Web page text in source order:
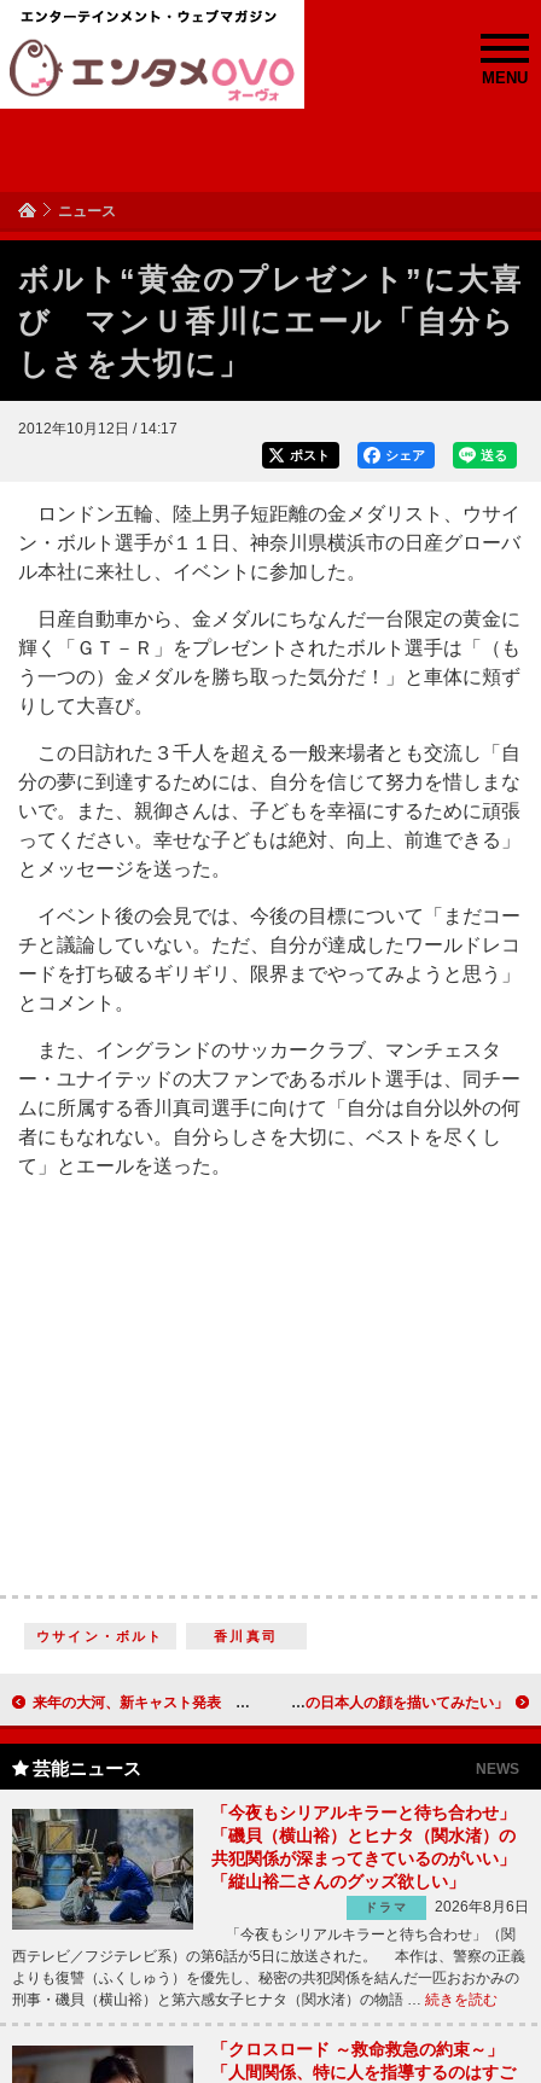
MENU
ニュース
ボルト“黄金のプレゼント”に大喜
び マンＵ香川にエール「自分ら
しさを大切に」
2012年10月12日 / 14:17
送る
シェア
ポスト
ロンドン五輪、陸上男子短距離の金メダリスト、ウサイ
ン・ボルト選手が１１日、神奈川県横浜市の日産グローバ
ル本社に来社し、イベントに参加した。
日産自動車から、金メダルにちなんだ一台限定の黄金に
輝く「ＧＴ－Ｒ」をプレゼントされたボルト選手は「（も
う一つの）金メダルを勝ち取った気分だ！」と車体に頬ず
りして大喜び。
この日訪れた３千人を超える一般来場者とも交流し「自
分の夢に到達するためには、自分を信じて努力を惜しまな
いで。また、親御さんは、子どもを幸福にするために頑張
ってください。幸せな子どもは絶対、向上、前進できる」
とメッセージを送った。
イベント後の会見では、今後の目標について「まだコー
チと議論していない。ただ、自分が達成したワールドレコ
ードを打ち破るギリギリ、限界までやってみようと思う」
とコメント。
また、イングランドのサッカークラブ、マンチェスタ
ー・ユナイテッドの大ファンであるボルト選手は、同チー
ムに所属する香川真司選手に向けて「自分は自分以外の何
者にもなれない。自分らしさを大切に、ベストを尽くし
て」とエールを送った。
ウサイン・ボルト 香川真司
来年の大河、新キャスト発表 綾瀬、オダギリは「声が魅力的」 新案内役の鶴太郎「日本よ、奮い立て！」 「江戸時代の日本人の顔を描いてみたい」
芸能ニュース NEWS
「今夜もシリアルキラーと待ち合わせ」
「磯貝（横山裕）とヒナタ（関水渚）の
共犯関係が深まってきているのがいい」
「縦山裕二さんのグッズ欲しい」
ドラマ
2026年8月6日
「今夜もシリアルキラーと待ち合わせ」（関
西テレビ／フジテレビ系）の第6話が5日に放送された。 本作は、警察の正義
よりも復讐（ふくしゅう）を優先し、秘密の共犯関係を結んだ一匹おおかみの
刑事・磯貝（横山裕）と第六感女子ヒナタ（関水渚）の物語 … 続きを読む
「クロスロード ～救命救急の約束～」
「人間関係、特に人を指導するのはすご